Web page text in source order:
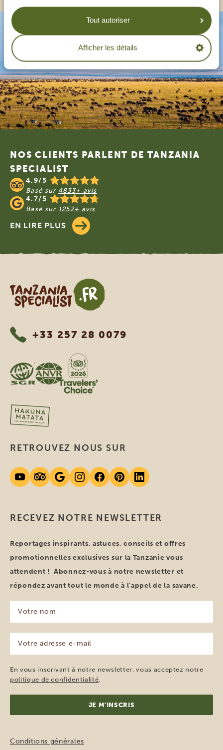
Tout autoriser
Afficher les détails
Footer
NOS CLIENTS PARLENT DE TANZANIA
SPECIALIST
4.9/5
Basé sur 4833+ avis
4.7/5
Basé sur 1252+ avis
EN LIRE PLUS
Tanzania Specialist
+33 257 28 0079
RECEVEZ NOTRE NEWSLETTER
Reportages inspirants, astuces, conseils et offres
promotionnelles exclusives sur la Tanzanie vous
attendent ! Abonnez-vous à notre newsletter et
répondez avant tout le monde à l’appel de la savane.
nom
(Nécessaire)
adresse
e-
mail
(Nécessaire)
En vous inscrivant à notre newsletter, vous acceptez notre
politique de confidentialité
RETROUVEZ NOUS SUR
Conditions générales